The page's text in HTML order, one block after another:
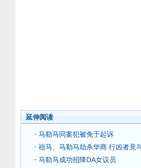
延伸阅读
马勒马同案犯被免于起诉
祖马、马勒马劫杀华商 行凶者竟
马勒马成功招降DA女议员